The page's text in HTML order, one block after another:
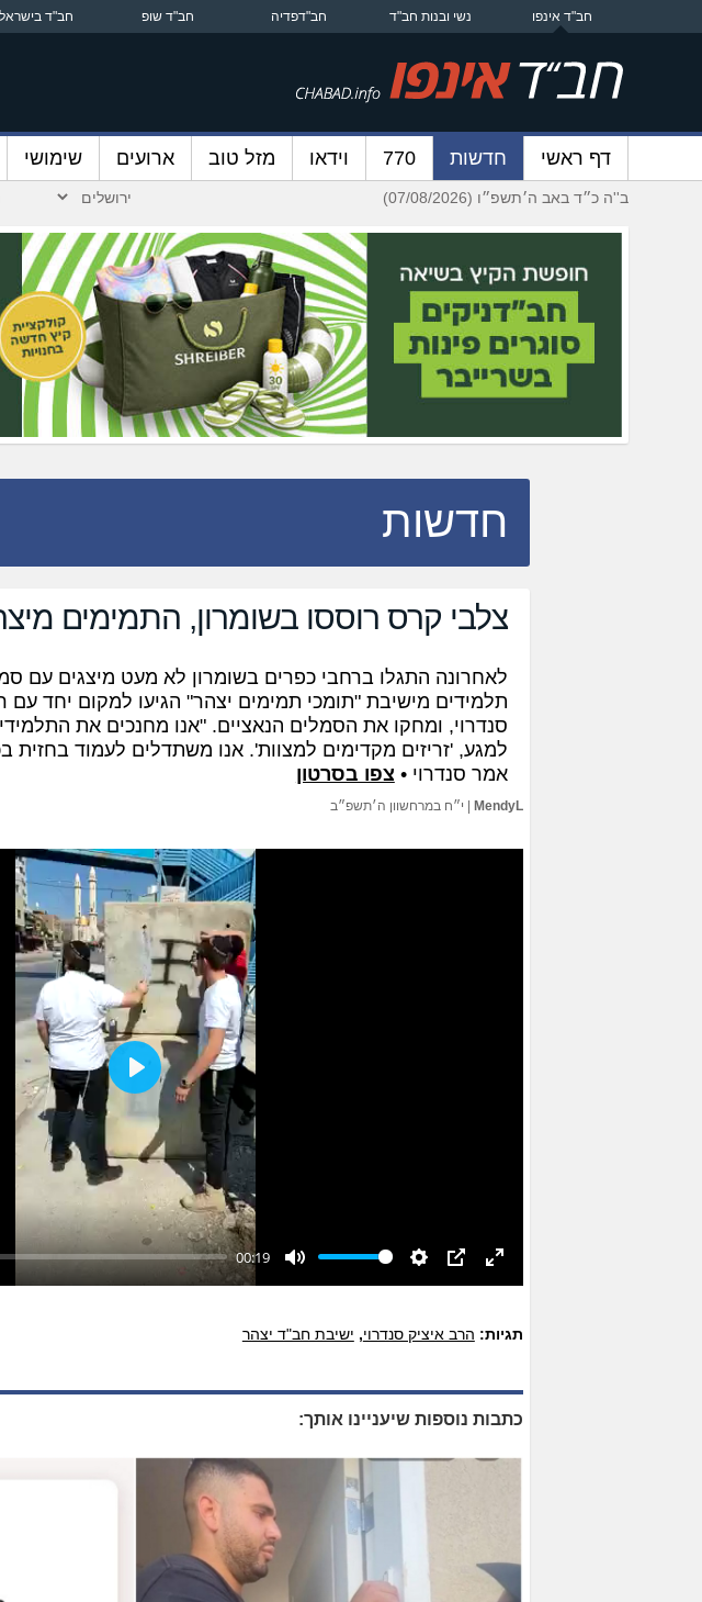
חב"ד אינפו נשי ובנות חב"ד חב"דפדיה חב"ד שופ חב"ד בישראל
דף ראשי חדשות 770 וידאו מזל טוב ארועים שימושי
ב''ה כ״ד באב ה׳תשפ״ו (07/08/2026)
חדשות
צלבי קרס רוססו בשומרון, התמימים
לאחרונה התגלו ברחבי כפרים בשומרון לא מעט מיצגים עם
תלמידים מישיבת "תומכי תמימים יצהר" הגיעו למקום יחד עם
סנדרוי, ומחקו את הסמלים הנאציים. "אנו מחנכים את
למגע, 'זריזים מקדימים למצוות'. אנו משתדלים לעמוד בחזית
אמר סנדרוי • צפו בסרטון
MendyL
| י״ח במרחשוון ה׳תשפ״ב
00:19
Mute Settings PIPEnter
Play
תגיות: הרב איציק סנדרוי, ישיבת חב"ד יצהר
כתבות נוספות שיעניינו אותך: